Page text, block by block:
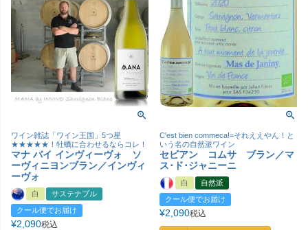
ワイン雑誌「ワイン王国」5つ星
★★★★★！牡蠣に合わせるならコレ！
マナ バイ インヴィーヴォ ソ
ーヴィニヨンブラン／インヴィ
ーヴォ
白
サステナブル
クール便でお届け
¥2,090税込
C'est bien commeca!=それええやん！と
いう名の自然派ワイン
セビアン コムサ ブラン／マ
ス･ド･ジャニーニ
白
自然派
クール便でお届け
¥2,090税込